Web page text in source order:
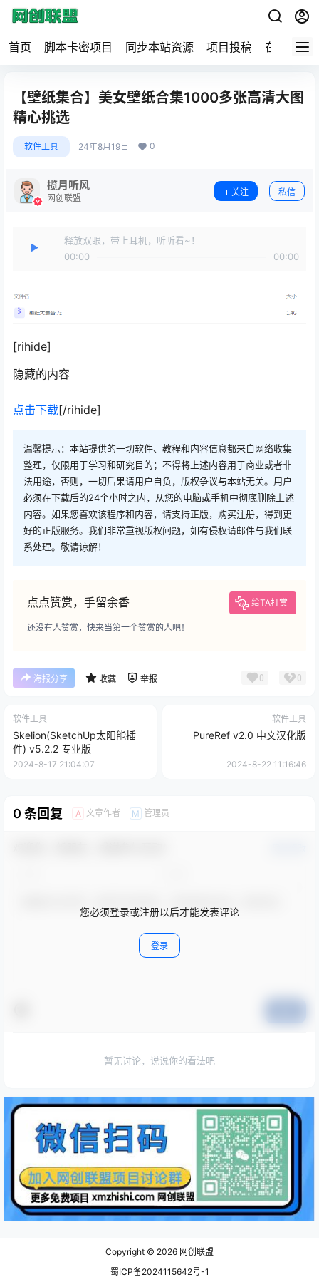
首页 脚本卡密项目 同步本站资源 项目投稿 在线工具
【壁纸集合】美女壁纸合集1000多张高清大图
精心挑选
软件工具 24年8月19日 0
揽月听风
网创联盟
关注 私信
释放双眼，带上耳机，听听看~！
00:00
00:00
[rihide]
隐藏的内容
点击下载[/rihide]
温馨提示：本站提供的一切软件、教程和内容信息都来自网络收集
整理，仅限用于学习和研究目的；不得将上述内容用于商业或者非
法用途，否则，一切后果请用户自负，版权争议与本站无关。用户
必须在下载后的24个小时之内，从您的电脑或手机中彻底删除上述
内容。如果您喜欢该程序和内容，请支持正版，购买注册，得到更
好的正版服务。我们非常重视版权问题，如有侵权请邮件与我们联
系处理。敬请谅解！
点点赞赏，手留余香 给TA打赏
还没有人赞赏，快来当第一个赞赏的人吧！
海报分享 收藏 举报 0 0
软件工具
Skelion(SketchUp太阳能插
件) v5.2.2 专业版
2024-8-17 21:04:07
软件工具
PureRef v2.0 中文汉化版
2024-8-22 11:16:46
0 条回复 A 文章作者 M 管理员
您必须登录或注册以后才能发表评论
登录
暂无讨论，说说你的看法吧
Copyright © 2026 网创联盟
蜀ICP备2024115642号-1